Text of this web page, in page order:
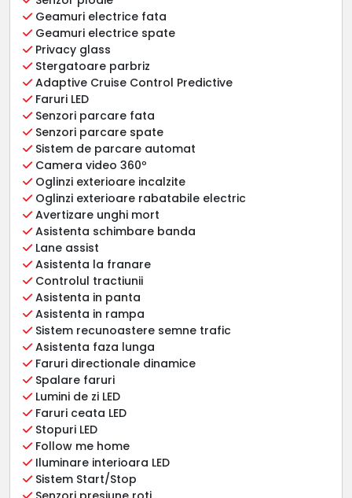
Geamuri electrice fata
Geamuri electrice spate
Privacy glass
Stergatoare parbriz
Adaptive Cruise Control Predictive
Faruri LED
Senzori parcare fata
Senzori parcare spate
Sistem de parcare automat
Camera video 360º
Oglinzi exterioare incalzite
Oglinzi exterioare rabatabile electric
Avertizare unghi mort
Asistenta schimbare banda
Lane assist
Asistenta la franare
Controlul tractiunii
Asistenta in panta
Asistenta in rampa
Sistem recunoastere semne trafic
Asistenta faza lunga
Faruri directionale dinamice
Spalare faruri
Lumini de zi LED
Faruri ceata LED
Stopuri LED
Follow me home
Iluminare interioara LED
Sistem Start/Stop